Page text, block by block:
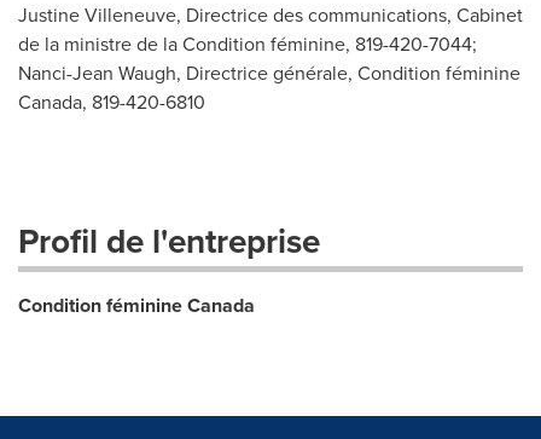
Justine Villeneuve, Directrice des communications, Cabinet
de la ministre de la Condition féminine, 819-420-7044;
Nanci-Jean Waugh, Directrice générale, Condition féminine
Canada, 819-420-6810
Profil de l'entreprise
Condition féminine Canada